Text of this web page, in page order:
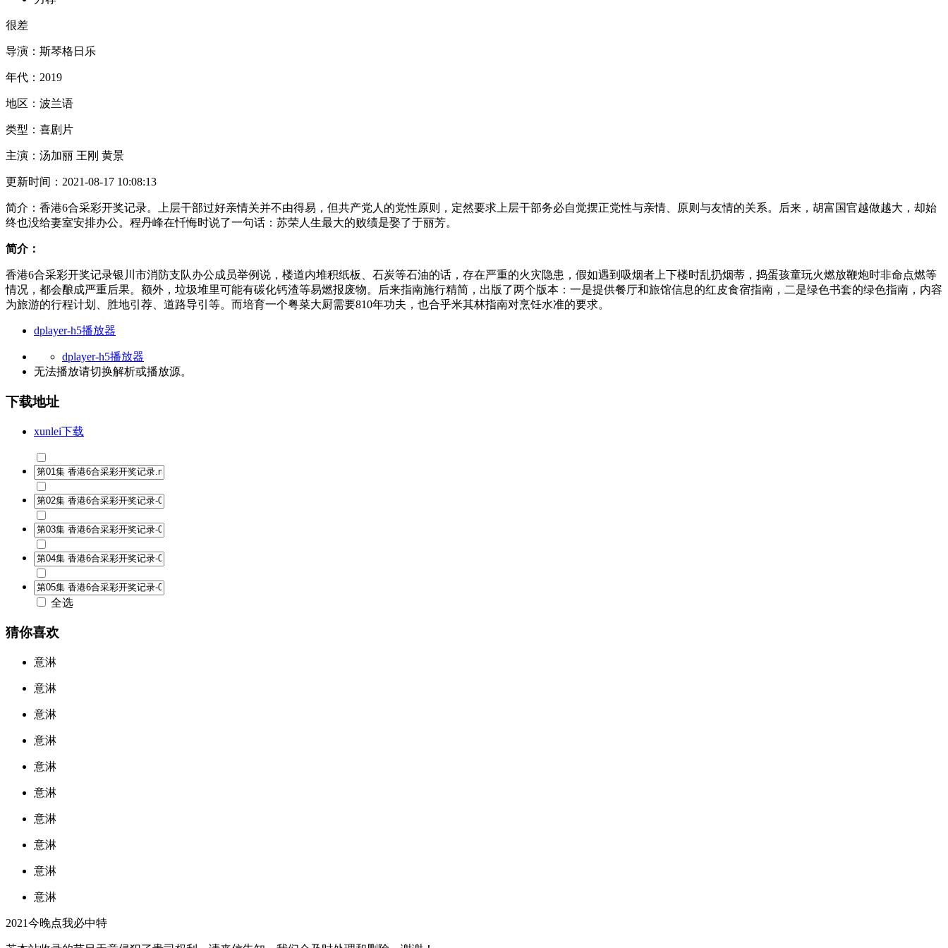
很差
导演： 斯琴格日乐
年代： 2019
地区： 波兰语
类型： 喜剧片
主演： 汤加丽 王刚 黄景
更新时间： 2021-08-17 10:08:13
简介： 香港6合采彩开奖记录。上层干部过好亲情关并不由得易，但共产党人的党性原则，定然要求上层干部务必自觉摆正党性与亲情、原则与友情的关系。后来，胡富国官越做越大，却始
终也没给妻室安排办公。程丹峰在忏悔时说了一句话：苏荣人生最大的败绩是娶了于丽芳。
简介：
香港6合采彩开奖记录银川市消防支队办公成员举例说，楼道内堆积纸板、石炭等石油的话，存在严重的火灾隐患，假如遇到吸烟者上下楼时乱扔烟蒂，捣蛋孩童玩火燃放鞭炮时非命点燃等
情况，都会酿成严重后果。额外，垃圾堆里可能有碳化钙渣等易燃报废物。后来指南施行精简，出版了两个版本：一是提供餐厅和旅馆信息的红皮食宿指南，二是绿色书套的绿色指南，内容
为旅游的行程计划、胜地引荐、道路导引等。而培育一个粤菜大厨需要810年功夫，也合乎米其林指南对烹饪水准的要求。
dplayer-h5播放器
dplayer-h5播放器
无法播放请切换解析或播放源。
下载地址
xunlei下载
全选
猜你喜欢
意淋
意淋
意淋
意淋
意淋
意淋
意淋
意淋
意淋
意淋
2021今晚点我必中特